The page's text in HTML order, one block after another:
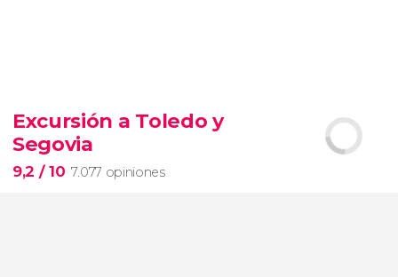
pinturas impresionistas
más famosas del mundo
Excursión a Toledo y
Segovia
9,2 / 10 7.077 opiniones